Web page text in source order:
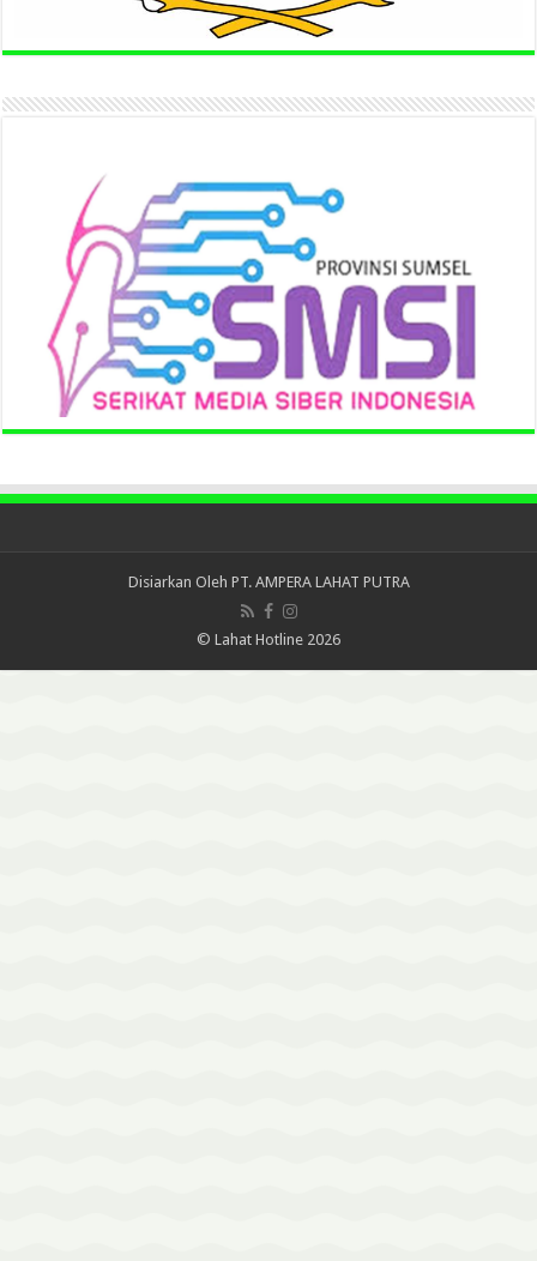
Disiarkan Oleh PT. AMPERA LAHAT PUTRA
© Lahat Hotline 2026